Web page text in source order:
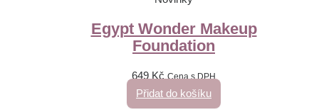
Egypt Wonder Makeup
Foundation
649 Kč Cena s DPH
Přidat do košíku